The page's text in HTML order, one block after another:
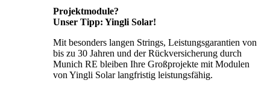
Projektmodule?
Unser Tipp: Yingli Solar!
Mit besonders langen Strings, Leistungsgarantien von
bis zu 30 Jahren und der Rückversicherung durch
Munich RE bleiben Ihre Großprojekte mit Modulen
von Yingli Solar langfristig leistungsfähig.